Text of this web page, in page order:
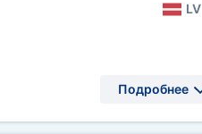
LV
Подробнее